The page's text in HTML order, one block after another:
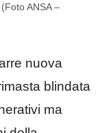
ANSA –
nuova
blindata
ma